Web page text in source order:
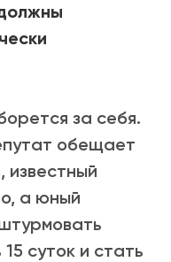
за себя.
обещает
известный
а юный
суток и стать